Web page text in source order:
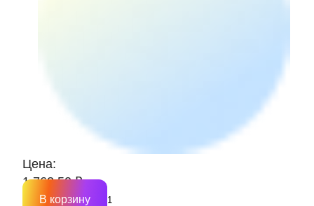
Цена:
1 762.50 ₽
В корзину